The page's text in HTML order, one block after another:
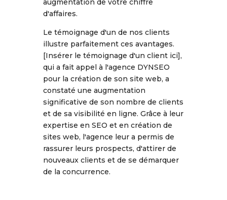
augmentation de votre chiffre
d'affaires.
Le témoignage d'un de nos clients
illustre parfaitement ces avantages.
[Insérer le témoignage d'un client ici],
qui a fait appel à l'agence DYNSEO
pour la création de son site web, a
constaté une augmentation
significative de son nombre de clients
et de sa visibilité en ligne. Grâce à leur
expertise en SEO et en création de
sites web, l'agence leur a permis de
rassurer leurs prospects, d'attirer de
nouveaux clients et de se démarquer
de la concurrence.